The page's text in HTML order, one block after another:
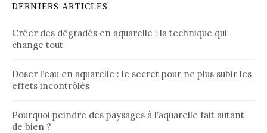
DERNIERS ARTICLES
Créer des dégradés en aquarelle : la technique qui
change tout
Doser l’eau en aquarelle : le secret pour ne plus subir les
effets incontrôlés
Pourquoi peindre des paysages à l’aquarelle fait autant
de bien ?